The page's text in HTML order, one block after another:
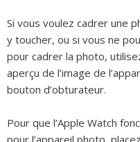
Si vous voulez cadrer une
y toucher, ou si vous ne
pour cadrer la photo,
aperçu de l’image de
bouton d’obturateur.
Pour que l’Apple Watch
pour l’appareil photo,